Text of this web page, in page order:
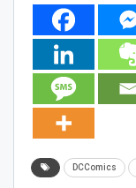
DCComics